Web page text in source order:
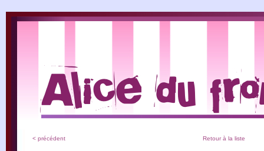
< précédent Retour à la liste